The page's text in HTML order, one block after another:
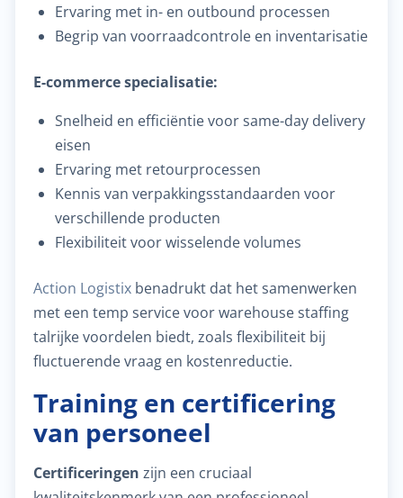
Ervaring met in- en outbound processen
Begrip van voorraadcontrole en inventarisatie
E-commerce specialisatie:
Snelheid en efficiëntie voor same-day delivery
eisen
Ervaring met retourprocessen
Kennis van verpakkingsstandaarden voor
verschillende producten
Flexibiliteit voor wisselende volumes
Action Logistix benadrukt dat het samenwerken
met een temp service voor warehouse staffing
talrijke voordelen biedt, zoals flexibiliteit bij
fluctuerende vraag en kostenreductie.
Training en certificering
van personeel
Certificeringen zijn een cruciaal